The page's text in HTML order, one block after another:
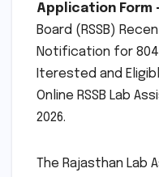
Application Form
Board (RSSB)
Notification for
Iterested and
Online RSSB Lab
2026.
The Rajasthan Lab